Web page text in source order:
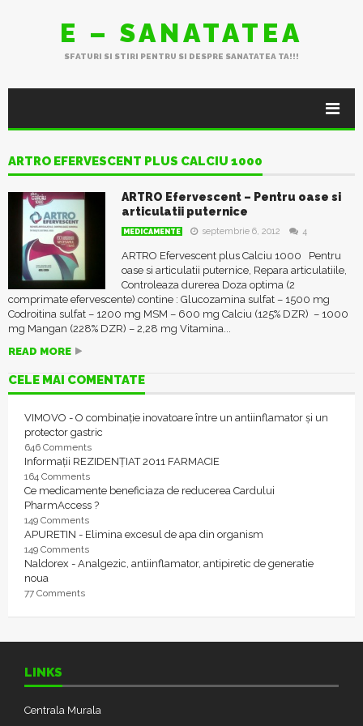
E – SANATATEA
SFATURI SI STIRI PENTRU SI DESPRE SANATATEA TA!!!
ARTRO EFERVESCENT PLUS CALCIU 1000
ARTRO Efervescent – Pentru oase si
articulatii puternice
MEDICAMENTE septembrie 6, 2012 4
ARTRO Efervescent plus Calciu 1000 Pentru
oase si articulatii puternice, Repara articulatiile,
Controleaza durerea Doza optima (2
comprimate efervescente) contine : Glucozamina sulfat – 1500 mg
Codroitina sulfat – 1200 mg MSM – 600 mg Calciu (125% DZR) – 1000
mg Mangan (228% DZR) – 2,28 mg Vitamina...
READ MORE
CELE MAI COMENTATE
VIMOVO - O combinație inovatoare între un antiinflamator și un
protector gastric
646 Comments
Informații REZIDENȚIAT 2011 FARMACIE
164 Comments
Ce medicamente beneficiaza de reducerea Cardului
PharmAccess ?
149 Comments
APURETIN - Elimina excesul de apa din organism
149 Comments
Naldorex - Analgezic, antiinflamator, antipiretic de generatie
noua
77 Comments
LINKS
Centrala Murala